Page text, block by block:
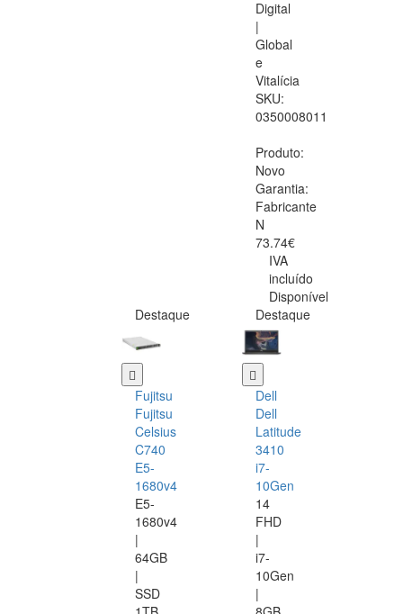
Digital
|
Global
e
Vitalícia
SKU:
0350008011
Produto:
Novo
Garantia:
Fabricante
N
73.74€
IVA
incluído
Disponível
Destaque
Fujitsu
Fujitsu
Celsius
C740
E5-
1680v4
E5-
1680v4
|
64GB
|
SSD
Destaque
Dell
Dell
Latitude
3410
i7-
10Gen
14
FHD
|
i7-
10Gen
|